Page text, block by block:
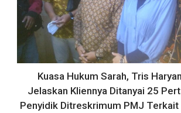
Kuasa Hukum Sarah, Tris
Jelaskan Kliennya Ditanyai 25
Penyidik Ditreskrimum PMJ Terkait